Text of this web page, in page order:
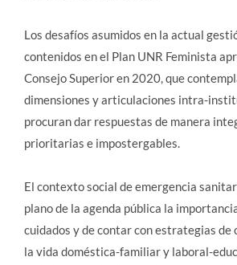
Los desafíos asumidos en la actual
contenidos en el Plan UNR Feminista
Consejo Superior en 2020, que
dimensiones y articulaciones intra-
procuran dar respuestas de manera
prioritarias e impostergables.
El contexto social de emergencia
plano de la agenda pública la
cuidados y de contar con estrategias
la vida doméstica-familiar y laboral-